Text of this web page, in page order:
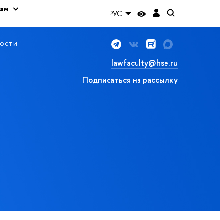
РУС
lawfaculty@hse.ru
Подписаться на рассылку